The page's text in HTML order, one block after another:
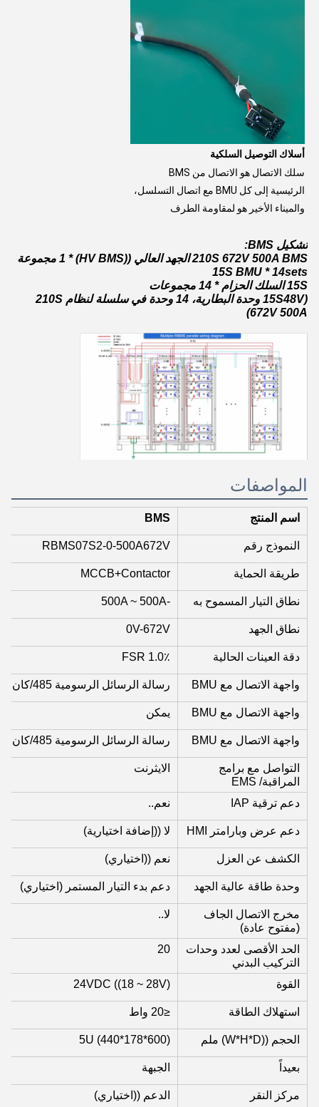
أسلاك التوصيل السلكية
والميناء الأخير هو لمقاومة الطرف
تشكيل BMS:
210S 672V 500A BMS الجهد العالي ((HV BMS) * 1 مجموعة
15S BMU * 14sets
15S السلك الحزام * 14 مجموعات
(15S48V وحدة البطارية، 14 وحدة في سلسلة لنظام 210S
672V 500A)
المواصفات
اسم المنتج BMS
النموذج رقم RBMS07S2-0-500A672V
طريقة الحماية MCCB+Contactor
نطاق التيار المسموح به -500A ~ 500A
نطاق الجهد 0V-672V
دقة العينات الحالية 1.0٪ FSR
واجهة الاتصال مع BMU رسالة الرسائل الرسومية 485/كان
واجهة الاتصال مع BMU يمكن
واجهة الاتصال مع BMU رسالة الرسائل الرسومية 485/كان
التواصل مع برامج
المراقبة/ EMS
الايثرنت
دعم ترقية IAP نعم..
دعم عرض وبارامتر HMI لا ((إضافة اختيارية)
الكشف عن العزل نعم ((اختياري)
وحدة طاقة عالية الجهد دعم بدء التيار المستمر (اختياري)
مخرج الاتصال الجاف
(مفتوح عادة)
لا..
الحد الأقصى لعدد وحدات
التركيب البدني
20
القوة 24VDC ((18 ~ 28V)
استهلاك الطاقة ≤20 واط
الحجم ((W*H*D) ملم 5U (440*178*600)
بعيداً الجبهة
مركز النقر الدعم ((اختياري)